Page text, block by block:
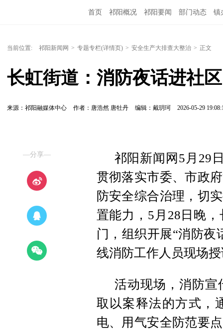
首页 祁阳概况 祁阳要闻 部门动态 镇
当前位置: 祁阳新闻网 > 专题专栏(详情页) > 安全生产大排查大整治 > 正文
长虹街道：消防夜话进社
来源：祁阳融媒体中心 作者：唐浩然 唐牡丹 编辑：戴玥珂 2026-05-29
—分享—
祁阳新闻网5月29
贯彻落实市委、市政
防安全综合治理，切
置能力，5月28日晚
门，组织开展“消防夜
线消防工作人员现场
活动现场，消防宣
取以案释法的方式，
电、用气安全防范要